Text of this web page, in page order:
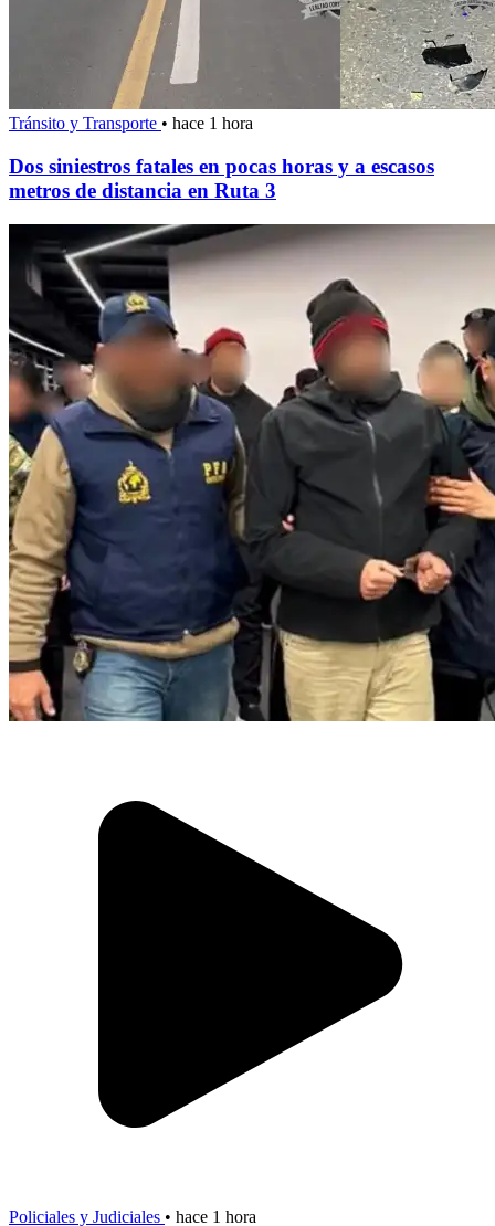
Tránsito y Transporte • hace 1 hora
Dos siniestros fatales en pocas horas y a escasos
metros de distancia en Ruta 3
Policiales y Judiciales • hace 1 hora